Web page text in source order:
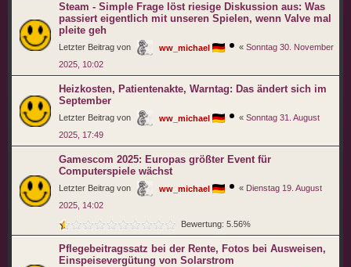
Steam - Simple Frage löst riesige Diskussion aus: Was
passiert eigentlich mit unseren Spielen, wenn Valve mal
pleite geh
Letzter Beitrag von ww_michael « Sonntag 30. November
2025, 10:02
Heizkosten, Patientenakte, Warntag: Das ändert sich im
September
Letzter Beitrag von ww_michael « Sonntag 31. August
2025, 17:49
Gamescom 2025: Europas größter Event für
Computerspiele wächst
Letzter Beitrag von ww_michael « Dienstag 19. August
2025, 14:02
Bewertung: 5.56%
Pflegebeitragssatz bei der Rente, Fotos bei Ausweisen,
Einspeisevergütung von Solarstrom